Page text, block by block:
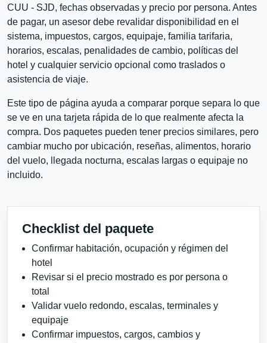
CUU - SJD, fechas observadas y precio por persona. Antes
de pagar, un asesor debe revalidar disponibilidad en el
sistema, impuestos, cargos, equipaje, familia tarifaria,
horarios, escalas, penalidades de cambio, políticas del
hotel y cualquier servicio opcional como traslados o
asistencia de viaje.
Este tipo de página ayuda a comparar porque separa lo que
se ve en una tarjeta rápida de lo que realmente afecta la
compra. Dos paquetes pueden tener precios similares, pero
cambiar mucho por ubicación, reseñas, alimentos, horario
del vuelo, llegada nocturna, escalas largas o equipaje no
incluido.
Checklist del paquete
Confirmar habitación, ocupación y régimen del
hotel
Revisar si el precio mostrado es por persona o
total
Validar vuelo redondo, escalas, terminales y
equipaje
Confirmar impuestos, cargos, cambios y